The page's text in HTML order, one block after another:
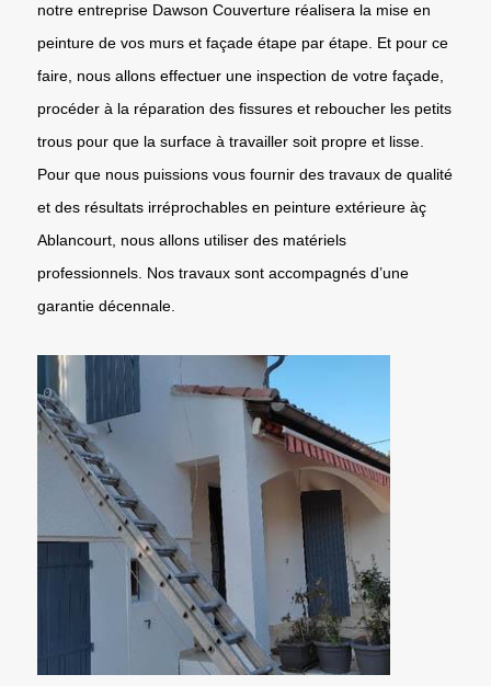
notre entreprise Dawson Couverture réalisera la mise en
peinture de vos murs et façade étape par étape. Et pour ce
faire, nous allons effectuer une inspection de votre façade,
procéder à la réparation des fissures et reboucher les petits
trous pour que la surface à travailler soit propre et lisse.
Pour que nous puissions vous fournir des travaux de qualité
et des résultats irréprochables en peinture extérieure àç
Ablancourt, nous allons utiliser des matériels
professionnels. Nos travaux sont accompagnés d’une
garantie décennale.